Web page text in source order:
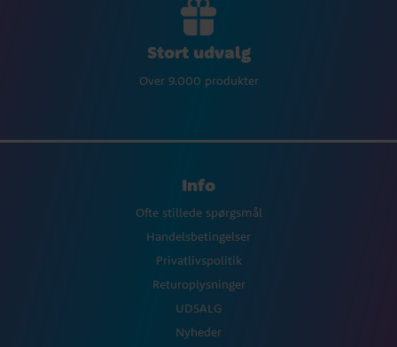
Stort udvalg
Over 9.000 produkter
Info
Ofte stillede spørgsmål
Handelsbetingelser
Privatlivspolitik
Returoplysninger
UDSALG
Nyheder